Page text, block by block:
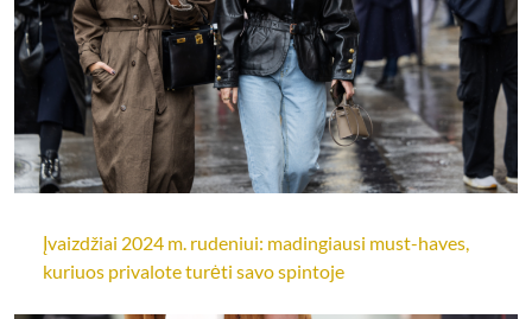
Įvaizdžiai 2024 m. rudeniui: madingiausi must-haves,
kuriuos privalote turėti savo spintoje